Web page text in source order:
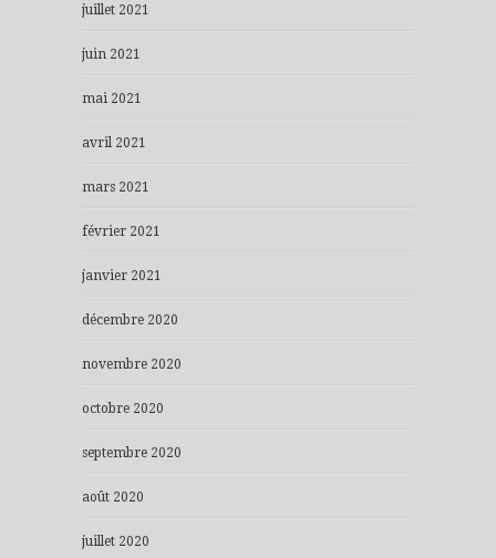
juillet 2021
juin 2021
mai 2021
avril 2021
mars 2021
février 2021
janvier 2021
décembre 2020
novembre 2020
octobre 2020
septembre 2020
août 2020
juillet 2020